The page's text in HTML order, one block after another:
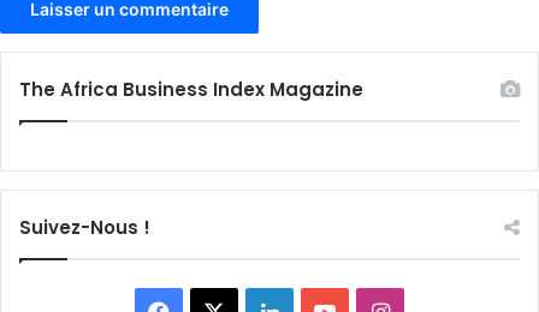
The Africa Business Index Magazine
Suivez-Nous !